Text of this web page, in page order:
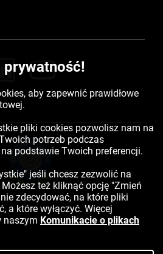
prywatność!
aby zapewnić prawidłowe
pliki cookies pozwolisz nam na
potrzeb podczas
podstawie Twoich preferencji.
jeśli chcesz zezwolić na
też kliknąć opcję "Zmień
zdecydować, na które pliki
a które wyłączyć. Więcej
naszym Komunikacie o plikach